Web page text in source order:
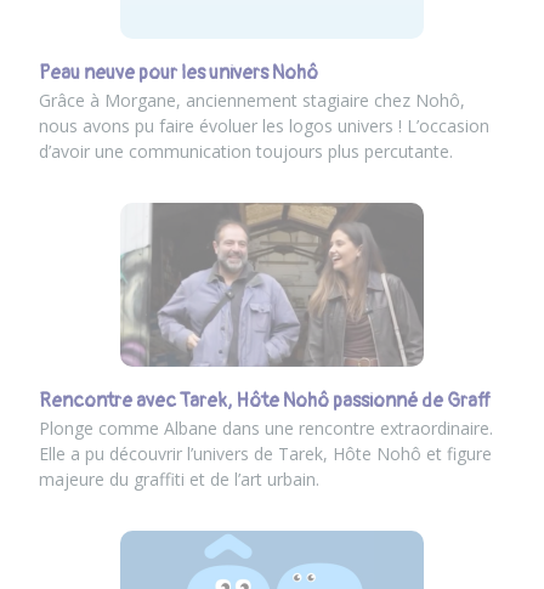
Peau neuve pour les univers Nohô
Grâce à Morgane, anciennement stagiaire chez Nohô,
nous avons pu faire évoluer les logos univers ! L’occasion
d’avoir une communication toujours plus percutante.
Rencontre avec Tarek, Hôte Nohô passionné de Graff
Plonge comme Albane dans une rencontre extraordinaire.
Elle a pu découvrir l’univers de Tarek, Hôte Nohô et figure
majeure du graffiti et de l’art urbain.